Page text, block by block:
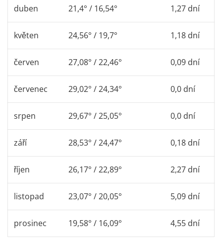
duben 21,4° / 16,54° 1,27 dní
květen 24,56° / 19,7° 1,18 dní
červen 27,08° / 22,46° 0,09 dní
červenec 29,02° / 24,34° 0,0 dní
srpen 29,67° / 25,05° 0,0 dní
září 28,53° / 24,47° 0,18 dní
říjen 26,17° / 22,89° 2,27 dní
listopad 23,07° / 20,05° 5,09 dní
prosinec 19,58° / 16,09° 4,55 dní